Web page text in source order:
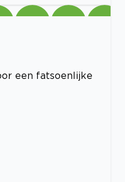
een fatsoenlijke